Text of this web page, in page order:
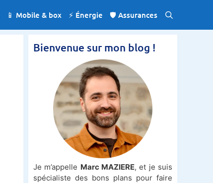
📱 Mobile & box ⚡️ Énergie 🛡️ Assurances
Bienvenue sur mon blog !
Je m’appelle Marc MAZIERE, et je suis
spécialiste des bons plans pour faire